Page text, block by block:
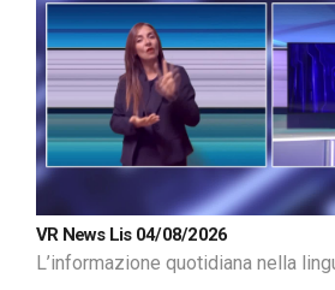
VR News Lis 04/08/2026
L’informazione quotidiana nella